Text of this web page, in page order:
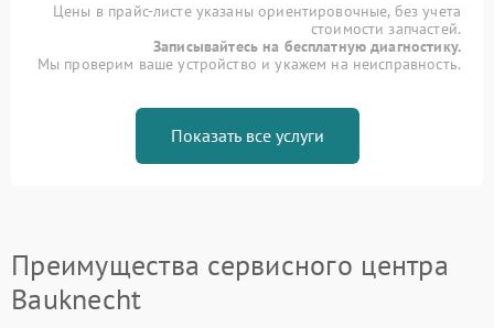
Цены в прайс-листе указаны ориентировочные, без учета
стоимости запчастей.
Записывайтесь на бесплатную диагностику.
Мы проверим ваше устройство и укажем на неисправность.
Показать все услуги
Преимущества сервисного центра
Bauknecht